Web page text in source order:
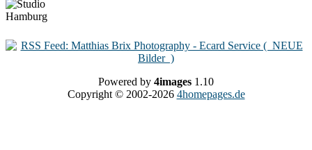
Powered by 4images 1.10
Copyright © 2002-2026 4homepages.de